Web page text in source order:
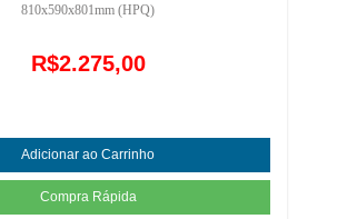
810x590x801mm (HPQ)
R$2.275,00